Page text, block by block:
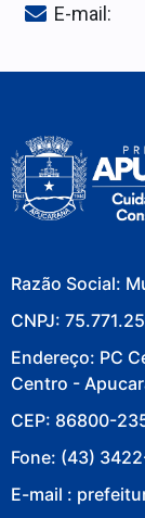
E-mail:
Razão Social:
CNPJ:
Endereço: PC
Centro -
CEP: 86800-
Fone: (43)
E-mail :